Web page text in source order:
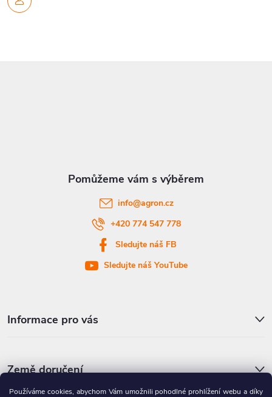
Používáme cookies, abychom Vám umožnili pohodlné prohlížení webu a díky
Informace pro vás
Země doručení
info@agron.cz
+420 774 547 778
Sledujte náš FB
Sledujte náš YouTube